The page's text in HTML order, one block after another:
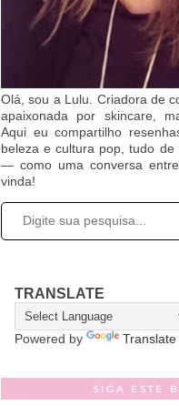
Olá, sou a Lulu. Criadora de
apaixonada por skincare,
Aqui eu compartilho
beleza e cultura pop, tudo
— como uma conversa
vinda!
TRANSLATE
Powered by Translate
SIGA ESTE